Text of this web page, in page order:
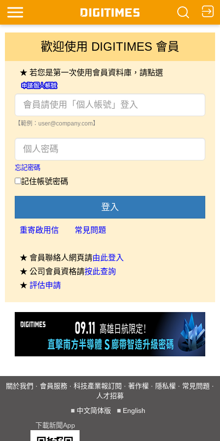
歡迎使用 DIGITIMES 會員
★ 若您是第一次使用會員資料庫，請點選
【範例：user@company.com】
忘記密碼
記住帳號密碼
登入
重寄啟用信 常見問題
★ 會員聯絡人網頁請由此登入
★ 公司會員資格請按此查詢
★ 評估申請
關於我們 · 會員服務 · 科技產業報訂閱 · 著作權 · 隱私權 · 常見問題 ·
人才招募
■ 中文简体版 ■ English
下載新聞App